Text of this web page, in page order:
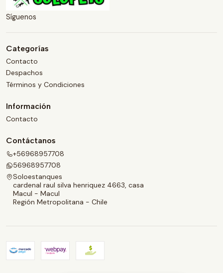
Síguenos
Categorías
Contacto
Despachos
Términos y Condiciones
Información
Contacto
Contáctanos
+56968957708
56968957708
Soloestanques
cardenal raul silva henriquez 4663, casa
Macul - Macul
Región Metropolitana - Chile